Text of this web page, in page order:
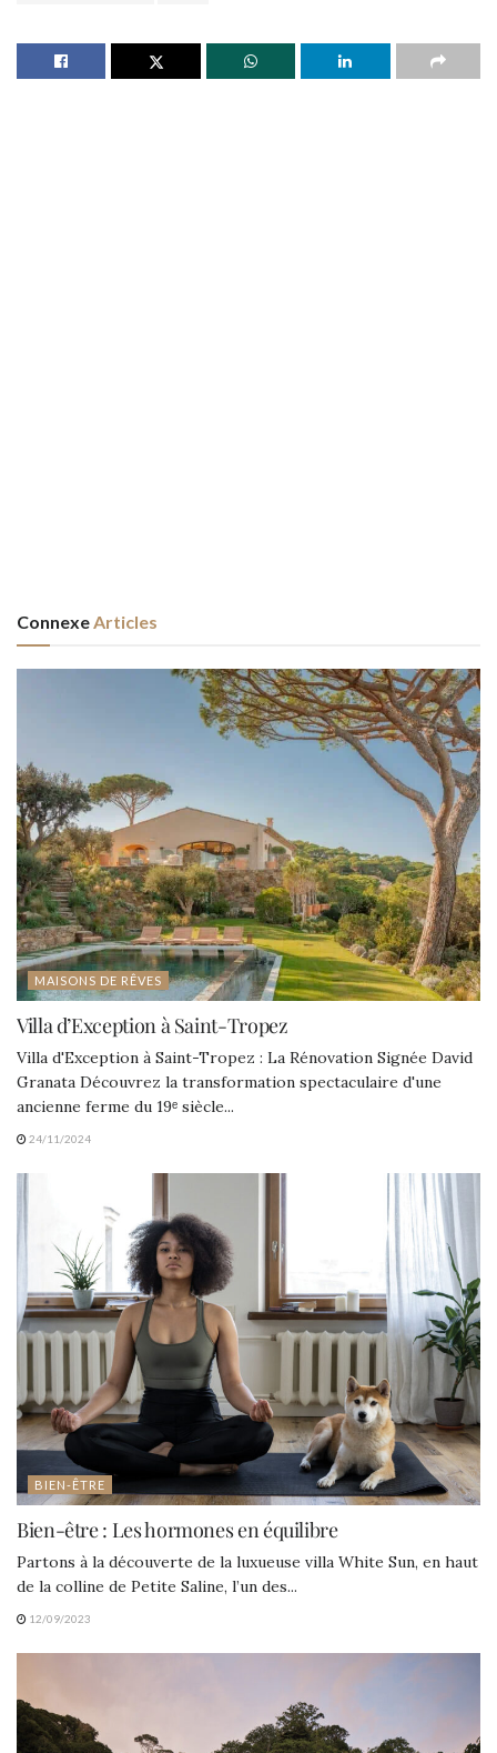
ConnexeArticles
MAISONS DE RÊVES
Villa d’Exception à Saint-Tropez
Villa d'Exception à Saint-Tropez : La Rénovation Signée David
Granata Découvrez la transformation spectaculaire d'une
ancienne ferme du 19ᵉ siècle...
24/11/2024
BIEN-ÊTRE
Bien-être : Les hormones en équilibre
Partons à la découverte de la luxueuse villa White Sun, en haut
de la colline de Petite Saline, l’un des...
12/09/2023